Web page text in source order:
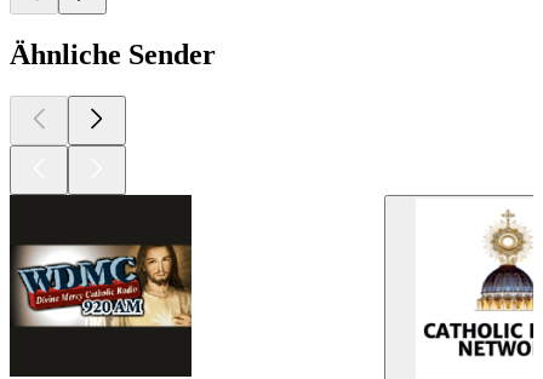
Ähnliche Sender